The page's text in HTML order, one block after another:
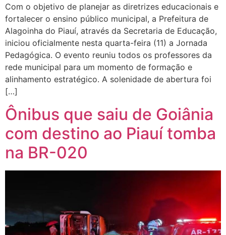
Com o objetivo de planejar as diretrizes educacionais e
fortalecer o ensino público municipal, a Prefeitura de
Alagoinha do Piauí, através da Secretaria de Educação,
iniciou oficialmente nesta quarta-feira (11) a Jornada
Pedagógica. O evento reuniu todos os professores da
rede municipal para um momento de formação e
alinhamento estratégico. A solenidade de abertura foi
[…]
Ônibus que saiu de Goiânia
com destino ao Piauí tomba
na BR-020